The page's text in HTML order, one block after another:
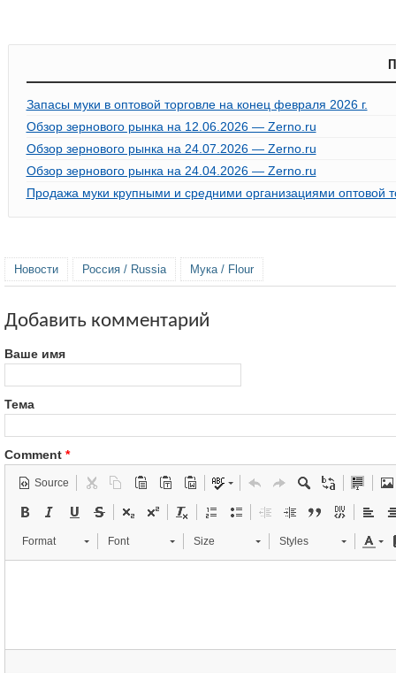
Запасы муки в оптовой торговле на конец февраля 2026 г.
Обзор зернового рынка на 12.06.2026 — Zerno.ru
Обзор зернового рынка на 24.07.2026 — Zerno.ru
Обзор зернового рынка на 24.04.2026 — Zerno.ru
Продажа муки крупными и средними организациями оптовой
Новости Россия / Russia Мука / Flour
Добавить комментарий
Ваше имя
Тема
Comment *
Source
Format Font Size Styles